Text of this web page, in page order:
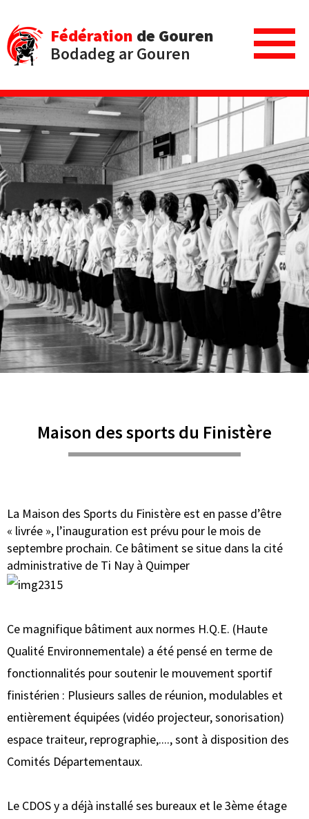
Fédération de Gouren
Bodadeg ar Gouren
Maison des sports du Finistère
La Maison des Sports du Finistère est en passe d’être
« livrée », l’inauguration est prévu pour le mois de
septembre prochain. Ce bâtiment se situe dans la cité
administrative de Ti Nay à Quimper
Ce magnifique bâtiment aux normes H.Q.E. (Haute
Qualité Environnementale) a été pensé en terme de
fonctionnalités pour soutenir le mouvement sportif
finistérien : Plusieurs salles de réunion, modulables et
entièrement équipées (vidéo projecteur, sonorisation)
espace traiteur, reprographie,...., sont à disposition des
Comités Départementaux.
Le CDOS y a déjà installé ses bureaux et le 3ème étage